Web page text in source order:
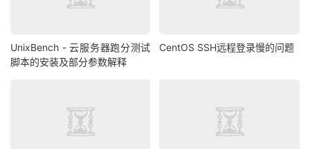
UnixBench - 云服务器跑分测试
脚本的安装及部分参数解释
CentOS SSH远程登录慢的问题